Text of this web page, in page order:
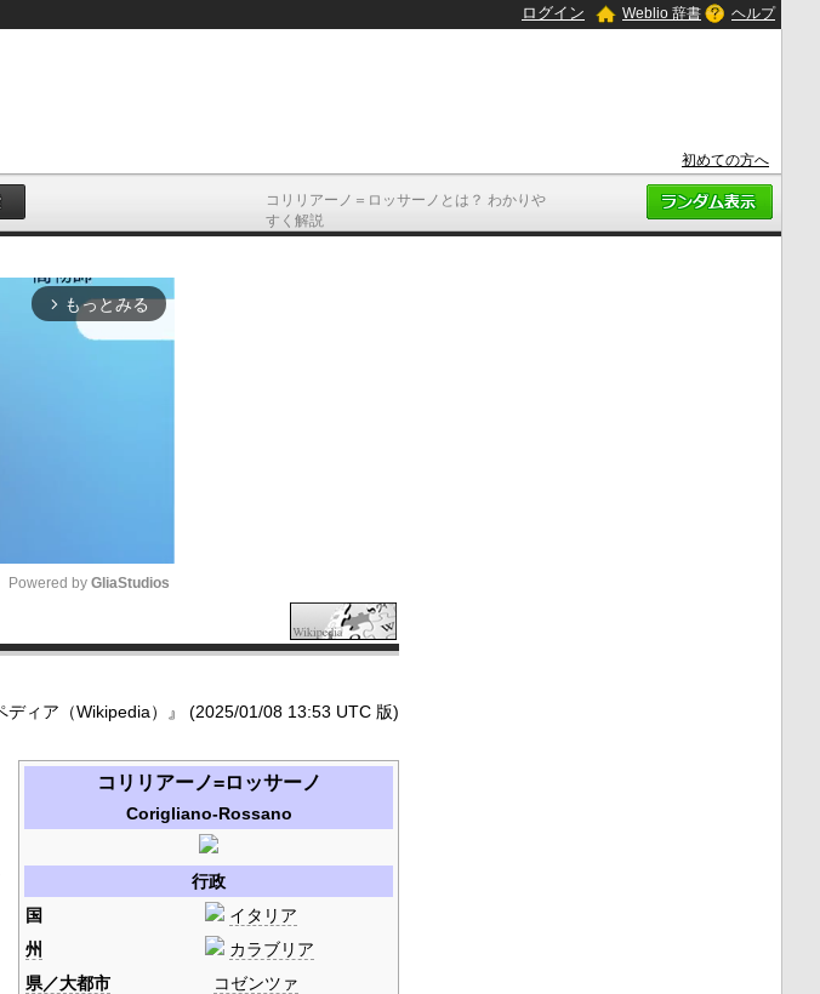
コリリアーノ＝ロッサーノとは？ わかりや
すく解説
ログイン Weblio 辞書 ヘルプ
初めての方へ
arrow_forward_ios もっとみる
M
t
Powered by GliaStudios
ディア（Wikipedia）』 (2025/01/08 13:53 UTC 版)
コリリアーノ=ロッサーノ
Corigliano-Rossano
行政
国
イタリア
州
カラブリア
県／大都市
コゼンツァ